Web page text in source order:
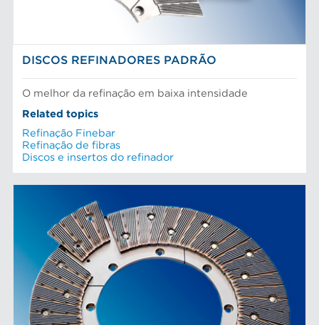
DISCOS REFINADORES PADRÃO
O melhor da refinação em baixa intensidade
Related topics
Refinação Finebar
Refinação de fibras
Discos e insertos do refinador